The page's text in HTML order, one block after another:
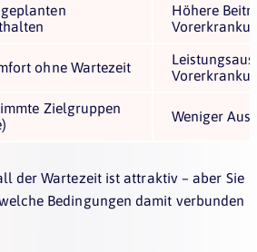
Höhere
ohne Wartezeit
Zielgruppen
Weniger
der Wartezeit ist attraktiv – aber Sie
Bedingungen damit verbunden